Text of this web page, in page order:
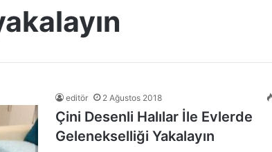
editör 2 Ağustos 2018
Çini Desenli Halılar İle Evlerde
Gelenekselliği Yakalayın